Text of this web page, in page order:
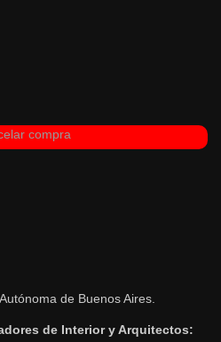
compra
de Buenos Aires.
de Interior y Arquitectos: